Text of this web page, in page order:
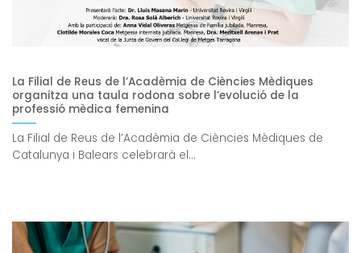
La Filial de Reus de l’Acadèmia de Ciències Mèdiques
organitza una taula rodona sobre l’evolució de la
professió mèdica femenina
La Filial de Reus de l’Acadèmia de Ciències Mèdiques de
Catalunya i Balears celebrarà el...